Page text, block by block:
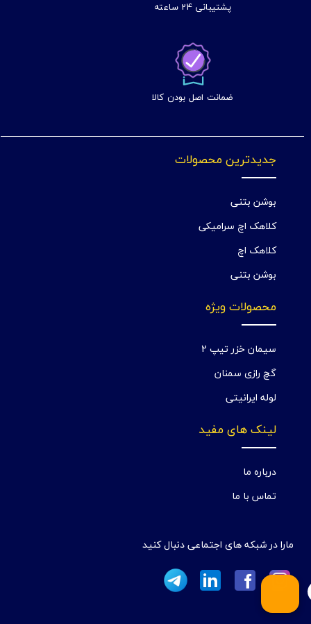
پشتیبانی 24 ساعته
ضمانت اصل بودن کالا
جدیدترین محصولات
بوشن بتنی
کلاهک اچ سرامیکی
کلاهک اچ
بوشن بتنی
محصولات ویژه
سیمان خزر تیپ 2
گچ رازی سمنان
لوله ایرانیتی
لینک های مفید
درباره ما
تماس با ما
مارا در شبکه های اجتماعی دنبال کنید